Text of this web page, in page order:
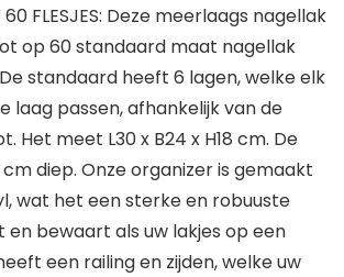
60 FLESJES: Deze meerlaags nagellak
op 60 standaard maat nagellak
standaard heeft 6 lagen, welke elk
laag passen, afhankelijk van de
Het meet L30 x B24 x H18 cm. De
diep. Onze organizer is gemaakt
wat het een sterke en robuuste
bewaart als uw lakjes op een
een railing en zijden, welke uw